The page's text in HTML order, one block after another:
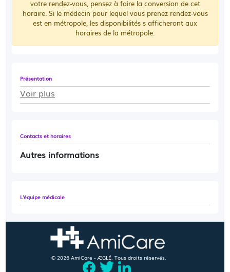
Présentation
Voir plus
Contacts et horaires
Autres informations
L'équipe médicale
votre rendez-vous, pensez à faire la conversion de cet
horaire. Si le médecin pour lequel vous prenez rendez-vous
est en métropole, les disponibilités s afficheront aux
horaires de la métropole.
© 2026 AmiCare - ÆGLÉ. Tous droits réservés.